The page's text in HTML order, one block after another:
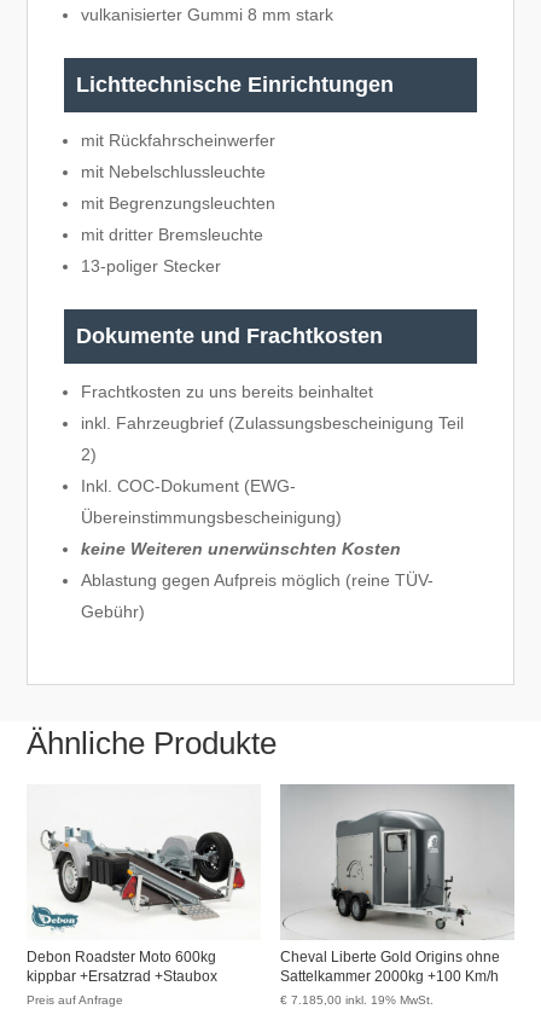
vulkanisierter Gummi 8 mm stark
Lichttechnische Einrichtungen
mit Rückfahrscheinwerfer
mit Nebelschlussleuchte
mit Begrenzungsleuchten
mit dritter Bremsleuchte
13-poliger Stecker
Dokumente und Frachtkosten
Frachtkosten zu uns bereits beinhaltet
inkl. Fahrzeugbrief (Zulassungsbescheinigung Teil
2)
Inkl. COC-Dokument (EWG-
Übereinstimmungsbescheinigung)
keine Weiteren unerwünschten Kosten
Ablastung gegen Aufpreis möglich (reine TÜV-
Gebühr)
Ähnliche Produkte
Debon Roadster Moto 600kg
kippbar +Ersatzrad +Staubox
Preis auf Anfrage
Cheval Liberte Gold Origins ohne
Sattelkammer 2000kg +100 Km/h
€ 7.185,00 inkl. 19% MwSt.